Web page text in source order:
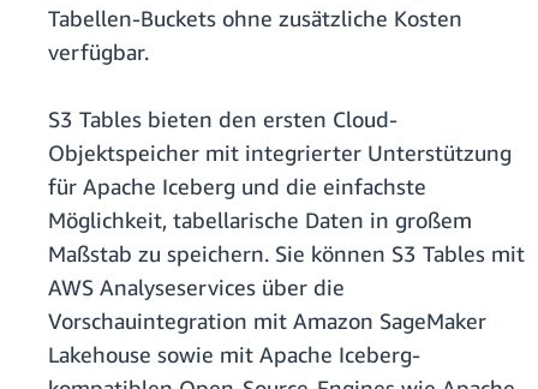
Tabellen-Buckets ohne zusätzliche Kosten
verfügbar.
S3 Tables bieten den ersten Cloud-
Objektspeicher mit integrierter Unterstützung
für Apache Iceberg und die einfachste
Möglichkeit, tabellarische Daten in großem
Maßstab zu speichern. Sie können S3 Tables mit
AWS Analyseservices über die
Vorschauintegration mit Amazon SageMaker
Lakehouse sowie mit Apache Iceberg-